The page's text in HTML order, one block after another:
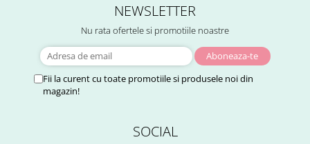
NEWSLETTER
Nu rata ofertele si promotiile noastre
Fii la curent cu toate promotiile si produsele noi din
magazin!
SOCIAL